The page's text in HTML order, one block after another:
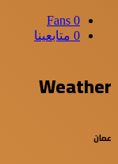
0
Fans
0 متابعينا
Weather
عمان